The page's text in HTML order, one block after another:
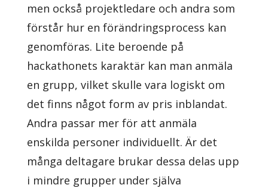
men också projektledare och andra som
förstår hur en förändringsprocess kan
genomföras. Lite beroende på
hackathonets karaktär kan man anmäla
en grupp, vilket skulle vara logiskt om
det finns något form av pris inblandat.
Andra passar mer för att anmäla
enskilda personer individuellt. Är det
många deltagare brukar dessa delas upp
i mindre grupper under själva